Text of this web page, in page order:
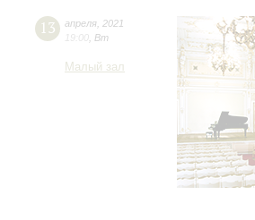
13 апреля 2021
19:00 Вт
Малый зал